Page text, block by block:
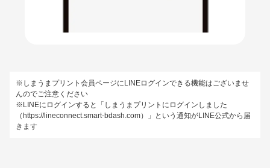
※しまうまプリント会員ページにLINEログインできる機能はございませ
んのでご注意ください
※LINEにログインすると「しまうまプリントにログインしました
（https://lineconnect.smart-bdash.com）」という通知がLINE公式から届
きます